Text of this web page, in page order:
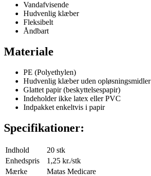
Vandafvisende
Hudvenlig klæber
Fleksibelt
Åndbart
Materiale
PE (Polyethylen)
Hudvenlig klæber uden opløsningsmidler
Glattet papir (beskyttelsespapir)
Indeholder ikke latex eller PVC
Indpakket enkeltvis i papir
Specifikationer:
Indhold
20 stk
Enhedspris
1,25 kr./stk
Mærke
Matas Medicare